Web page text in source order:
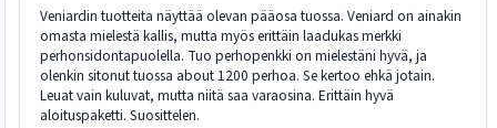
Veniardin tuotteita näyttää olevan pääosa tuossa. Veniard on ainakin
omasta mielestä kallis, mutta myös erittäin laadukas merkki
perhonsidontapuolella. Tuo perhopenkki on mielestäni hyvä, ja
olenkin sitonut tuossa about 1200 perhoa. Se kertoo ehkä jotain.
Leuat vain kuluvat, mutta niitä saa varaosina. Erittäin hyvä
aloituspaketti. Suosittelen.